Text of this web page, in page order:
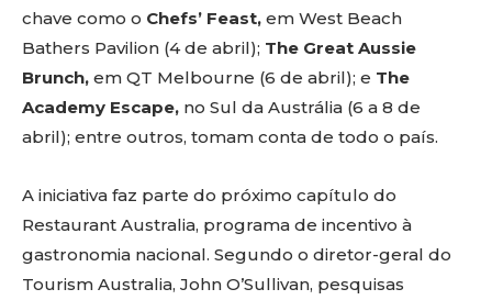
chave como o Chefs’ Feast, em West Beach
Bathers Pavilion (4 de abril); The Great Aussie
Brunch, em QT Melbourne (6 de abril); e The
Academy Escape, no Sul da Austrália (6 a 8 de
abril); entre outros, tomam conta de todo o país.
A iniciativa faz parte do próximo capítulo do
Restaurant Australia, programa de incentivo à
gastronomia nacional. Segundo o diretor-geral do
Tourism Australia, John O’Sullivan, pesquisas